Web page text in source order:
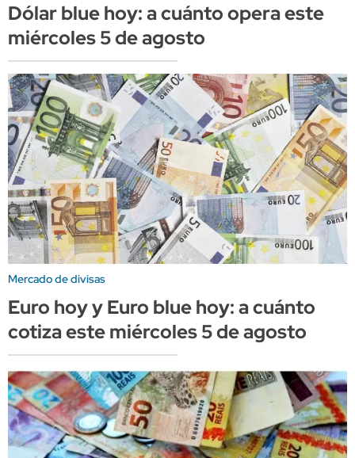
Dólar blue hoy: a cuánto opera este
miércoles 5 de agosto
Mercado de divisas
Euro hoy y Euro blue hoy: a cuánto
cotiza este miércoles 5 de agosto